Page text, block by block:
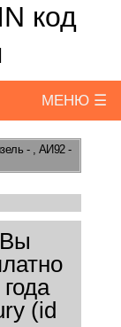
код
МЕНЮ ☰
- , АИ92 -
(id